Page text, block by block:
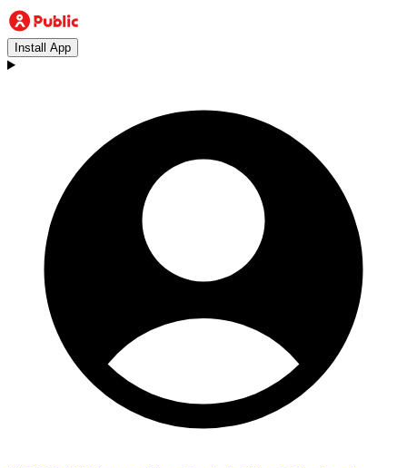
Install App